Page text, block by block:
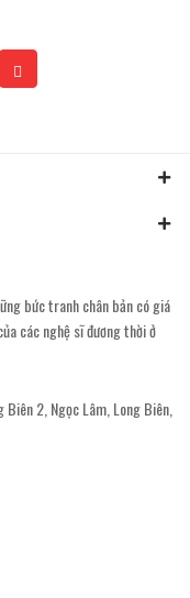
bức tranh chân bản có giá
các nghệ sĩ đương thời ở
2, Ngọc Lâm, Long Biên,